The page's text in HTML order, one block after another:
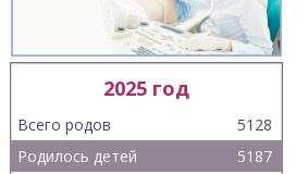
2025 год
Всего родов
5128
Родилось детей
5187